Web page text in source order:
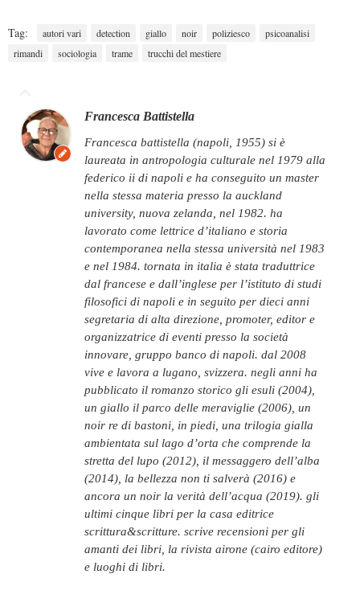
Tag: autori vari detection giallo noir poliziesco
psicoanalisi
rimandi
sociologia trame trucchi del mestiere
Francesca Battistella
francesca battistella (napoli, 1955) si è
laureata in antropologia culturale nel 1979 alla
federico ii di napoli e ha conseguito un master
nella stessa materia presso la auckland
university, nuova zelanda, nel 1982. ha
lavorato come lettrice d’italiano e storia
contemporanea nella stessa università nel 1983
e nel 1984. tornata in italia è stata traduttrice
dal francese e dall’inglese per l’istituto di studi
filosofici di napoli e in seguito per dieci anni
segretaria di alta direzione, promoter, editor e
organizzatrice di eventi presso la società
innovare, gruppo banco di napoli. dal 2008
vive e lavora a lugano, svizzera. negli anni ha
pubblicato il romanzo storico gli esuli (2004),
un giallo il parco delle meraviglie (2006), un
noir re di bastoni, in piedi, una trilogia gialla
ambientata sul lago d’orta che comprende la
stretta del lupo (2012), il messaggero dell’alba
(2014), la bellezza non ti salverà (2016) e
ancora un noir la verità dell’acqua (2019). gli
ultimi cinque libri per la casa editrice
scrittura&scritture. scrive recensioni per gli
amanti dei libri, la rivista airone (cairo editore)
e luoghi di libri.